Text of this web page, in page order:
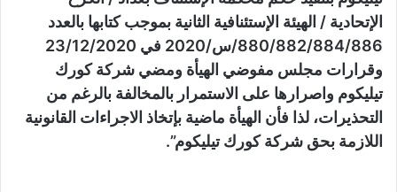
الإتحادية / الهيئة الإستئنافية الثانية بموجب كتابها بالعدد
880/882/884/886/س/2020 في 23/12/2020
وقرارات مجلس مفوضي الهيأة ومضي شركة كورك
تيليكوم واصرارها على الاستمرار بالمخالفة بالرغم من
التحذيرات، لذا فأن الهيأة ماضية بإتخاذ الاجراءات القانونية
اللازمة بحق شركة كورك تيليكوم”.